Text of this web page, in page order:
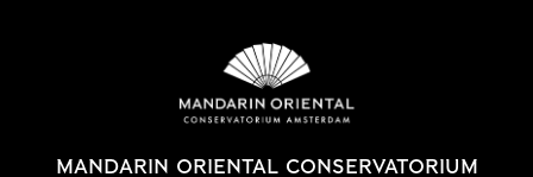
Allgemein ist das Hotel weitgehend über den Aufzug
zugänglich. Vom Haupteingang an der Paulus Potterstraat 50
aus können Gäste die Rezeption, die Lounge, öffentliche
Toiletten, Tagungs- und Veranstaltungsräume, das Ottolenghi
Einkaufsgalerie auf der 1. Etage erreichen. Die Wellness-
Zurzeit können wir nur Parkplätze für Hotelgäste mit einer
Reservierung für eine Übernachtung bieten. Der Parkservice
ist kostenpflichtig. Die Gebühren werden bei Kurzaufenthalten
MANDARIN ORIENTAL CONSERVATORIUM